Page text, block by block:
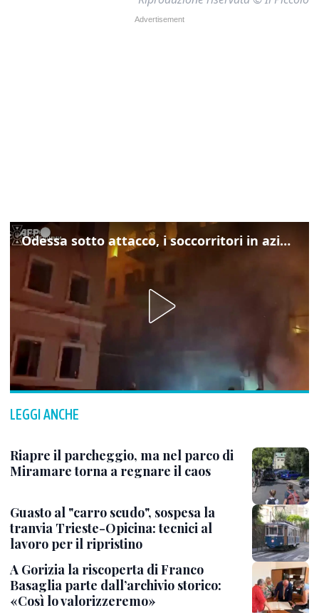
Odessa sotto attacco, i soccorritori in azione
LEGGI ANCHE
Riapre il parcheggio, ma nel parco di
Miramare torna a regnare il caos
Guasto al "carro scudo", sospesa la
tranvia Trieste-Opicina: tecnici al
lavoro per il ripristino
A Gorizia la riscoperta di Franco
Basaglia parte dall’archivio storico:
«Così lo valorizzeremo»